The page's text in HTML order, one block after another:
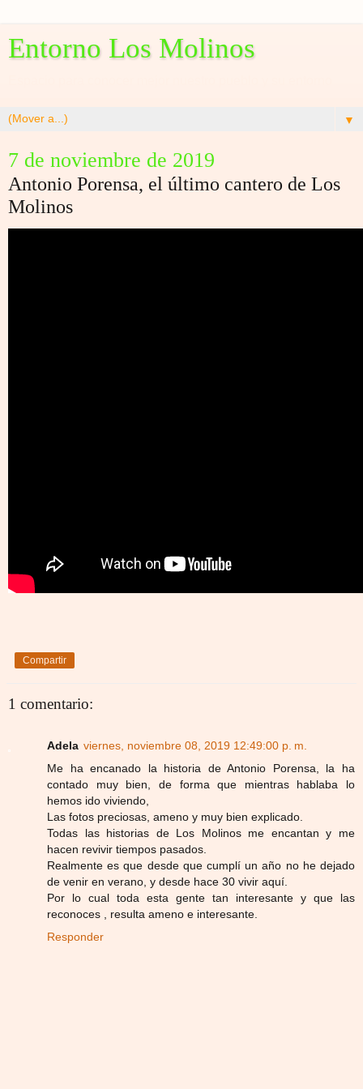
Entorno Los Molinos
▼
7 de noviembre de 2019
Antonio Porensa, el último cantero de Los
Molinos
Compartir
1 comentario:
Adela viernes, noviembre 08, 2019 12:49:00 p. m.
Me ha encanado la historia de Antonio Porensa, la ha
contado muy bien, de forma que mientras hablaba lo
hemos ido viviendo,
Las fotos preciosas, ameno y muy bien explicado.
Todas las historias de Los Molinos me encantan y me
hacen revivir tiempos pasados.
Realmente es que desde que cumplí un año no he dejado
de venir en verano, y desde hace 30 vivir aquí.
Por lo cual toda esta gente tan interesante y que las
reconoces , resulta ameno e interesante.
Responder